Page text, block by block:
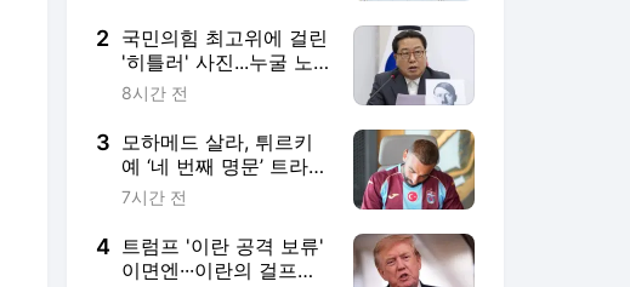
2 국민의힘 최고위에 걸린
'히틀러' 사진...누굴 노
렸나
8시간 전
3 모하메드 살라, 튀르키
예 ‘네 번째 명문’ 트라브
존스포르행
7시간 전
4 트럼프 '이란 공격 보류'
이면엔···이란의 걸프국